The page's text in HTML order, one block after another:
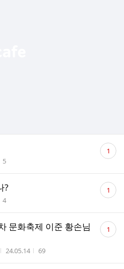
조회수
5
댓
글 1
?
조회수
4
댓
글 1
문화축제 이준 황손님
작성시간
24.05.14 조회수
69
댓
글 1